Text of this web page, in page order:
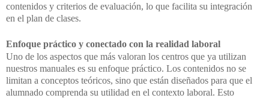
contenidos y criterios de evaluación, lo que facilita su integración
en el plan de clases.
Enfoque práctico y conectado con la realidad laboral
Uno de los aspectos que más valoran los centros que ya utilizan
nuestros manuales es su enfoque práctico. Los contenidos no se
limitan a conceptos teóricos, sino que están diseñados para que el
alumnado comprenda su utilidad en el contexto laboral. Esto